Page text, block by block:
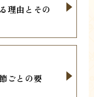
理由とその
ごとの要